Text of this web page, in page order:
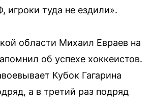
игроки туда не ездили».
области Михаил Евраев на
об успехе хоккеистов.
Кубок Гагарина
а в третий раз подряд